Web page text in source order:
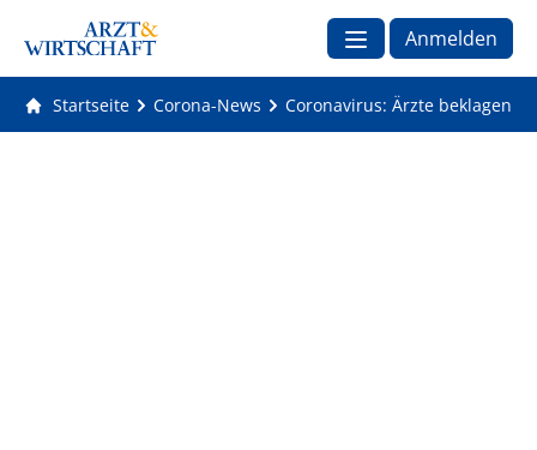
Anmelden
Startseite Corona-News Coronavirus: Ärzte beklagen